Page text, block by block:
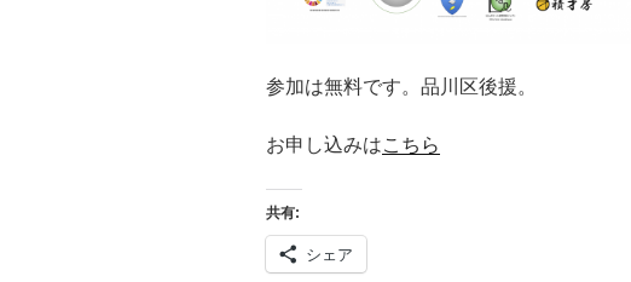
参加は無料です。品川区後援。
お申し込みはこちら
共有:
シェア